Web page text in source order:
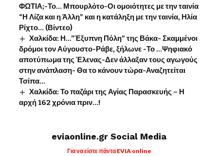
ΦΩΤΙΑ;-Το… Μπουρλότο-Οι ομοιότητες με την ταινία
“Η Λίζα και η Άλλη” και η κατάληξη με την ταινία, Ηλία
Ρίχτο… (Βίντεο)
Χαλκίδα: Η…”Έξυπνη Πόλη” της Βάκα- Σκαμμένοι
δρόμοι τον Αύγουστο-Ράβε, ξήλωνε -Το …Ψηφιακό
αποτύπωμα της Έλενας-Δεν άλλαξαν τους αγωγούς
στην ανάπλαση- Θα το κάνουν τώρα-Αναζητείται
Τσίπα…
Χαλκίδα: Το παζάρι της Αγίας Παρασκευής – Η
αρχή 162 χρόνια πριν…!
eviaonline.gr Social Media
Για να είστε πάντα EVIA online